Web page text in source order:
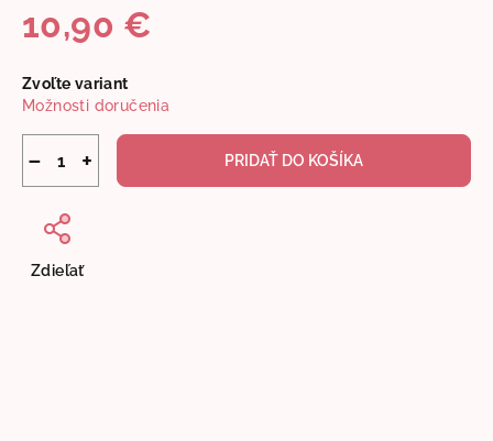
10,90 €
cena:
Zvoľte variant
Možnosti doručenia
+
− PRIDAŤ DO KOŠÍKA
Zdieľať